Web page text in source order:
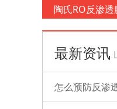
陶氏RO反渗
最新资讯